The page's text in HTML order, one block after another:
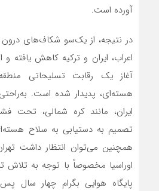
آورده است.
در نتیجه، از یک‌سو شکاف‌های
اعراب، ایران و ترکیه کاهش یافته
آغاز یک رقابت تسلیحاتی
هسته‌ای، پدیدار شده است.
ایران، مانند کره شمالی، تحت
تصمیم به دستیابی به سلاح
همچنین می‌توان انتظار داشت
اوراسیا مخصوصاً با توجه به تلاش
پایگاه هوایی بگرام چهار سال پس